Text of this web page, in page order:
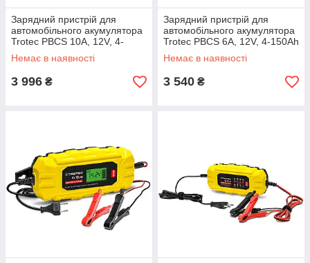
Зарядний пристрій для
автомобільного акумулятора
Trotec PBCS 10A, 12V, 4-
200Ah (4675000015)
Немає в наявності
3 996 ₴
Зарядний пристрій для
автомобільного акумулятора
Trotec PBCS 6A, 12V, 4-150Ah
(4675000010)
Немає в наявності
3 540 ₴